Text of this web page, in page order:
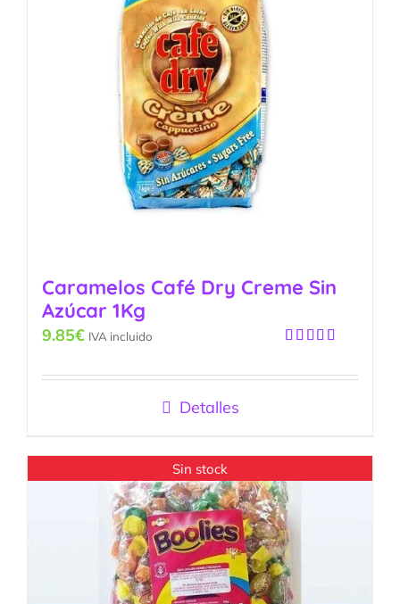
Caramelos Café Dry Creme Sin
Azúcar 1Kg
5
9.85€ IVA incluido
Detalles
Sin stock